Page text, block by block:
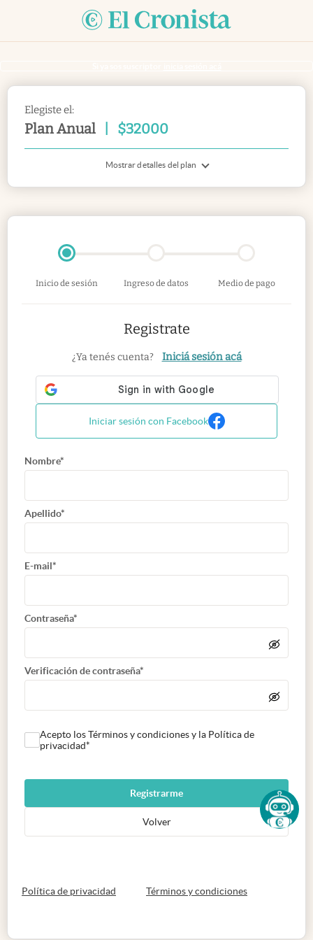
Elegiste el:
Plan Anual $32000
Mostrar detalles del plan
Inicio de sesión Ingreso de datos Medio de pago
Registrate
¿Ya tenés cuenta? Iniciá sesión acá
Iniciar sesión con Facebook
Nombre*
Apellido*
E-mail*
Contraseña*
Verificación de contraseña*
Acepto los Términos y condiciones y la Política de
privacidad*
Registrarme
Volver
Política de privacidad abre en nueva pestaña
Términos y condicionesabre en nueva